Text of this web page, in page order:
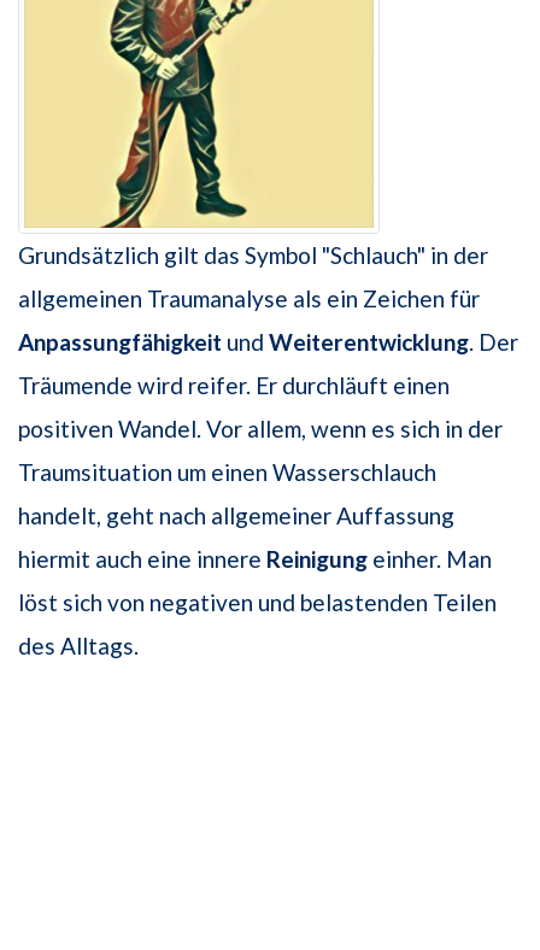
Grundsätzlich gilt das Symbol "Schlauch" in der
allgemeinen Traumanalyse als ein Zeichen für
Anpassungfähigkeit und Weiterentwicklung. Der
Träumende wird reifer. Er durchläuft einen
positiven Wandel. Vor allem, wenn es sich in der
Traumsituation um einen Wasserschlauch
handelt, geht nach allgemeiner Auffassung
hiermit auch eine innere Reinigung einher. Man
löst sich von negativen und belastenden Teilen
des Alltags.